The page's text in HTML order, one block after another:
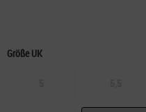
Größe UK